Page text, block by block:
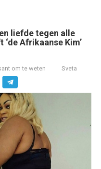
liefde tegen alle
Afrikaanse Kim’
om te weten Sveta